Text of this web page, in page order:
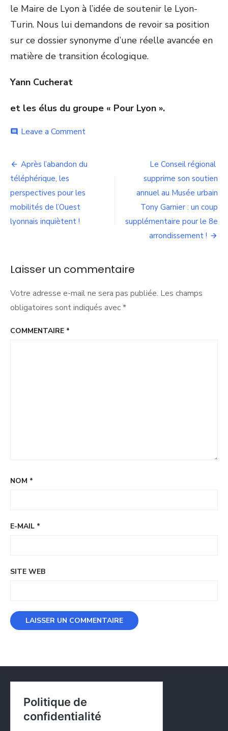
le Maire de Lyon à l’idée de soutenir le Lyon-
Turin. Nous lui demandons de revoir sa position
sur ce dossier synonyme d’une réelle avancée en
matière de transition écologique.
Yann Cucherat
et les élus du groupe « Pour Lyon ».
comment Leave a Commenton
de
Navigation
de
l’article
Après l’abandon du
téléphérique, les
perspectives pour les
mobilités de l’Ouest
lyonnais inquiètent !
Le Conseil régional
supprime son soutien
annuel au Musée urbain
Tony Garnier : un coup
supplémentaire pour le 8e
arrondissement !
Laisser un commentaire
Votre adresse e-mail ne sera pas publiée. Les champs
obligatoires sont indiqués avec*
COMMENTAIRE *
NOM *
E-MAIL *
SITE WEB